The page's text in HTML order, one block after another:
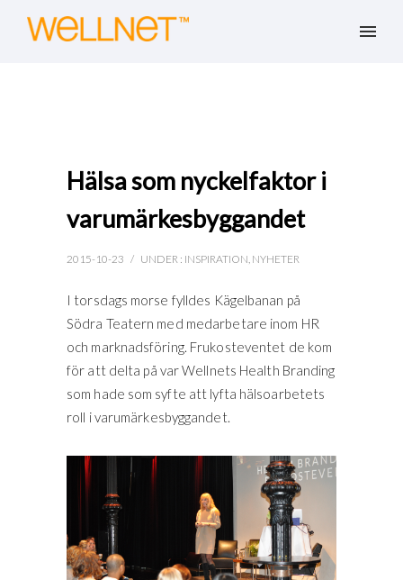
Hälsa som nyckelfaktor i
varumärkesbyggandet
2015-10-23 / UNDER : INSPIRATION, NYHETER
I torsdags morse fylldes Kägelbanan på
Södra Teatern med medarbetare inom HR
och marknadsföring. Frukosteventet de kom
för att delta på var Wellnets Health Branding
som hade som syfte att lyfta hälsoarbetets
roll i varumärkesbyggandet.